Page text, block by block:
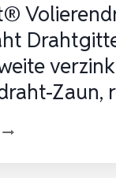
Zaun,
AQUAGART®